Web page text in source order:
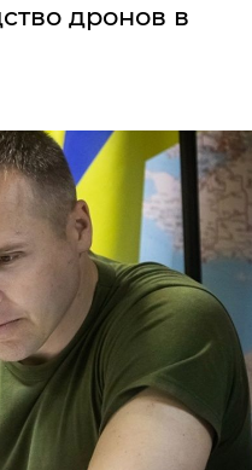
дронов в